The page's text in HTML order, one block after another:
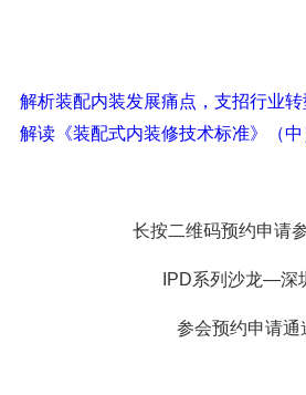
解析装配内装发展痛点，支招行业
解读《装配式内装修技术标准》（中
长按二维码预约申请
IPD系列沙龙—深
参会预约申请通